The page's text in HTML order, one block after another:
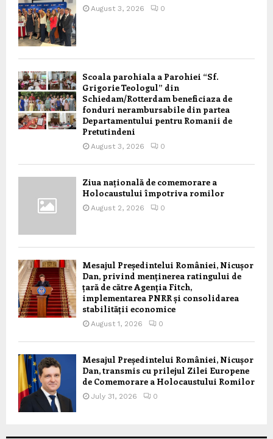
August 3, 2026 0
Scoala parohiala a Parohiei “Sf.
Grigorie Teologul” din
Schiedam/Rotterdam beneficiaza de
fonduri nerambursabile din partea
Departamentului pentru Romanii de
Pretutindeni
August 3, 2026 0
Ziua națională de comemorare a
Holocaustului împotriva romilor
August 2, 2026 0
Mesajul Președintelui României, Nicușor
Dan, privind menținerea ratingului de
țară de către Agenția Fitch,
implementarea PNRR și consolidarea
stabilității economice
August 1, 2026 0
Mesajul Președintelui României, Nicușor
Dan, transmis cu prilejul Zilei Europene
de Comemorare a Holocaustului Romilor
July 31, 2026 0